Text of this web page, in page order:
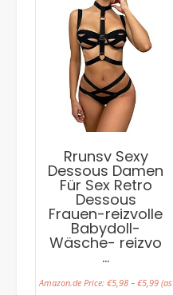
Rrunsv Sexy
Dessous Damen
Für Sex Retro
Dessous
Frauen-reizvolle
Babydoll-
Wäsche- reizvo
…
Amazon.de Price:€5,98 –€5,99 (as